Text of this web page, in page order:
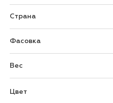
Страна
Фасовка
Вес
Цвет